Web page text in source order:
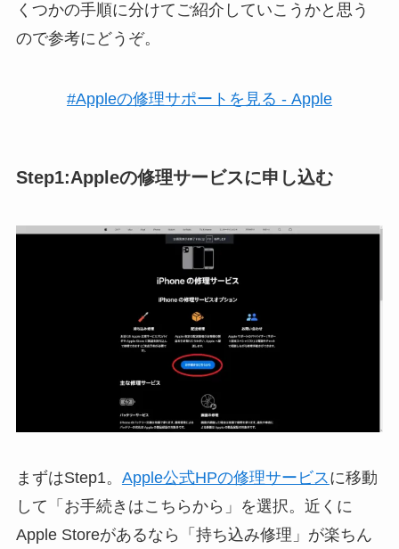
くつかの手順に分けてご紹介していこうかと思う
ので参考にどうぞ。
#Appleの修理サポートを見る - Apple
Step1:Appleの修理サービスに申し込む
まずはStep1。 Apple公式HPの修理サービスに移動
して「お手続きはこちらから」を選択。近くに
Apple Storeがあるなら「持ち込み修理」が楽ちん